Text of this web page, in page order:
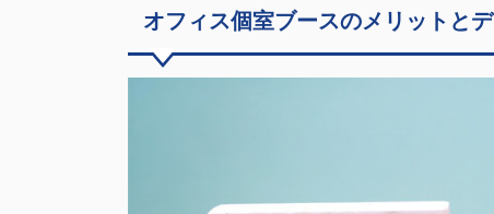
オフィス個室ブースのメリットと